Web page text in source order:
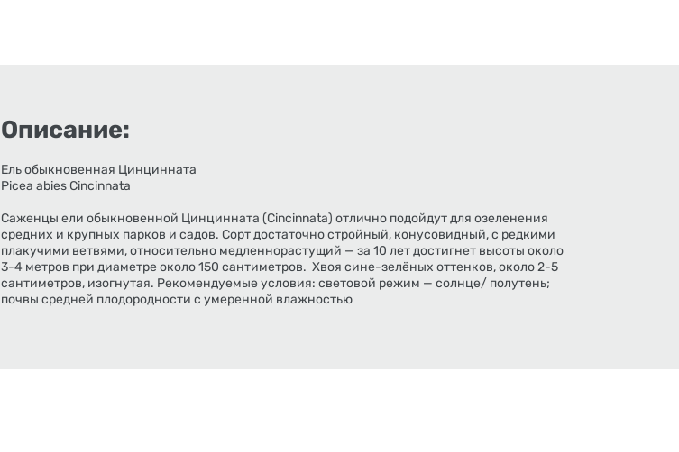
Описание:
Ель обыкновенная Цинцинната
Picea abies Cincinnata
Саженцы ели обыкновенной Цинцинната (Cincinnata) отлично подойдут для озеленения
средних и крупных парков и садов. Сорт достаточно стройный, конусовидный, с редкими
плакучими ветвями, относительно медленнорастущий — за 10 лет достигнет высоты около
3-4 метров при диаметре около 150 сантиметров. Хвоя сине-зелёных оттенков, около 2-5
сантиметров, изогнутая. Рекомендуемые условия: световой режим — солнце/ полутень;
почвы средней плодородности с умеренной влажностью